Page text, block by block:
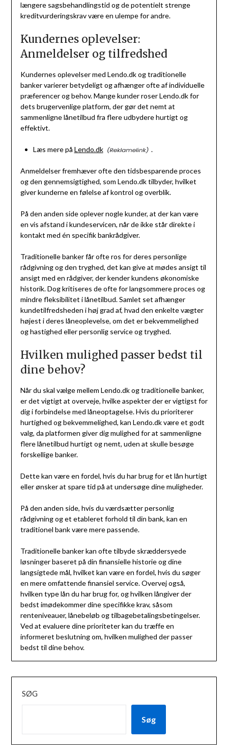
længere sagsbehandlingstid og de potentielt strenge
kreditvurderingskrav være en ulempe for andre.
Kundernes oplevelser:
Anmeldelser og tilfredshed
Kundernes oplevelser med Lendo.dk og traditionelle
banker varierer betydeligt og afhænger ofte af individuelle
præferencer og behov. Mange kunder roser Lendo.dk for
dets brugervenlige platform, der gør det nemt at
sammenligne lånetilbud fra flere udbydere hurtigt og
effektivt.
Læs mere på Lendo.dk .
Anmeldelser fremhæver ofte den tidsbesparende proces
og den gennemsigtighed, som Lendo.dk tilbyder, hvilket
giver kunderne en følelse af kontrol og overblik.
På den anden side oplever nogle kunder, at der kan være
en vis afstand i kundeservicen, når de ikke står direkte i
kontakt med én specifik bankrådgiver.
Traditionelle banker får ofte ros for deres personlige
rådgivning og den tryghed, det kan give at mødes ansigt til
ansigt med en rådgiver, der kender kundens økonomiske
historik. Dog kritiseres de ofte for langsommere proces og
mindre fleksibilitet i lånetilbud. Samlet set afhænger
kundetilfredsheden i høj grad af, hvad den enkelte vægter
højest i deres låneoplevelse, om det er bekvemmelighed
og hastighed eller personlig service og tryghed.
Hvilken mulighed passer bedst til
dine behov?
Når du skal vælge mellem Lendo.dk og traditionelle banker,
er det vigtigt at overveje, hvilke aspekter der er vigtigst for
dig i forbindelse med låneoptagelse. Hvis du prioriterer
hurtighed og bekvemmelighed, kan Lendo.dk være et godt
valg, da platformen giver dig mulighed for at sammenligne
flere lånetilbud hurtigt og nemt, uden at skulle besøge
forskellige banker.
Dette kan være en fordel, hvis du har brug for et lån hurtigt
eller ønsker at spare tid på at undersøge dine muligheder.
På den anden side, hvis du værdsætter personlig
rådgivning og et etableret forhold til din bank, kan en
traditionel bank være mere passende.
Traditionelle banker kan ofte tilbyde skræddersyede
løsninger baseret på din finansielle historie og dine
langsigtede mål, hvilket kan være en fordel, hvis du søger
en mere omfattende finansiel service. Overvej også,
hvilken type lån du har brug for, og hvilken långiver der
bedst imødekommer dine specifikke krav, såsom
renteniveauer, lånebeløb og tilbagebetalingsbetingelser.
Ved at evaluere dine prioriteter kan du træffe en
informeret beslutning om, hvilken mulighed der passer
bedst til dine behov.
SØG
Søg